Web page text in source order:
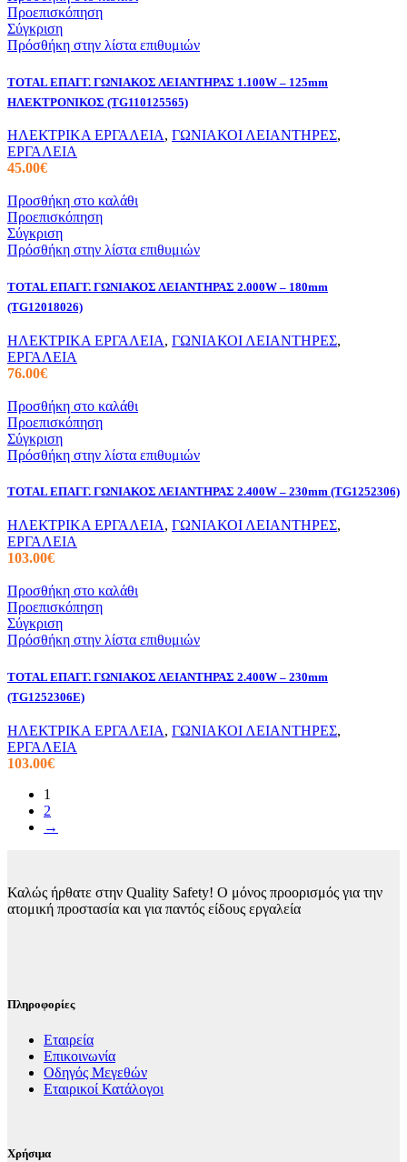
Προεπισκόπηση
Σύγκριση
Πρόσθήκη στην λίστα επιθυμιών
TOTAL ΕΠΑΓΓ. ΓΩΝΙΑΚΟΣ ΛΕΙΑΝΤΗΡΑΣ 1.100W – 125mm
ΗΛΕΚΤΡΟΝΙΚΟΣ (TG110125565)
ΗΛΕΚΤΡΙΚΑ ΕΡΓΑΛΕΙΑ, ΓΩΝΙΑΚΟΙ ΛΕΙΑΝΤΗΡΕΣ,
ΕΡΓΑΛΕΙΑ
45.00€
Προσθήκη στο καλάθι
Προεπισκόπηση
Σύγκριση
Πρόσθήκη στην λίστα επιθυμιών
TOTAL ΕΠΑΓΓ. ΓΩΝΙΑΚΟΣ ΛΕΙΑΝΤΗΡΑΣ 2.000W – 180mm
(TG12018026)
ΗΛΕΚΤΡΙΚΑ ΕΡΓΑΛΕΙΑ, ΓΩΝΙΑΚΟΙ ΛΕΙΑΝΤΗΡΕΣ,
ΕΡΓΑΛΕΙΑ
76.00€
Προσθήκη στο καλάθι
Προεπισκόπηση
Σύγκριση
Πρόσθήκη στην λίστα επιθυμιών
TOTAL ΕΠΑΓΓ. ΓΩΝΙΑΚΟΣ ΛΕΙΑΝΤΗΡΑΣ 2.400W – 230mm (TG1252306)
ΗΛΕΚΤΡΙΚΑ ΕΡΓΑΛΕΙΑ, ΓΩΝΙΑΚΟΙ ΛΕΙΑΝΤΗΡΕΣ,
ΕΡΓΑΛΕΙΑ
103.00€
Προσθήκη στο καλάθι
Προεπισκόπηση
Σύγκριση
Πρόσθήκη στην λίστα επιθυμιών
TOTAL ΕΠΑΓΓ. ΓΩΝΙΑΚΟΣ ΛΕΙΑΝΤΗΡΑΣ 2.400W – 230mm
(TG1252306E)
ΗΛΕΚΤΡΙΚΑ ΕΡΓΑΛΕΙΑ, ΓΩΝΙΑΚΟΙ ΛΕΙΑΝΤΗΡΕΣ,
ΕΡΓΑΛΕΙΑ
103.00€
1
2
→
Καλώς ήρθατε στην Quality Safety! Ο μόνος προορισμός για την
ατομική προστασία και για παντός είδους εργαλεία
Πληροφορίες
Εταιρεία
Επικοινωνία
Οδηγός Μεγεθών
Εταιρικοί Κατάλογοι
Χρήσιμα